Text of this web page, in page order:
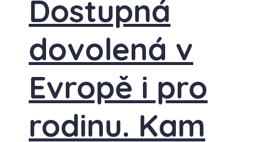
Dostupná
dovolená v
Evropě i pro
rodinu. Kam